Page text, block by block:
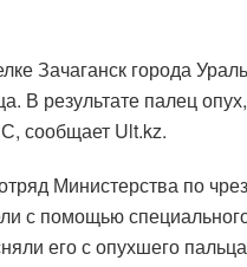
Зачаганск города
В результате палец
сообщает Ult.kz.
Министерства по
с помощью
его с опухшего